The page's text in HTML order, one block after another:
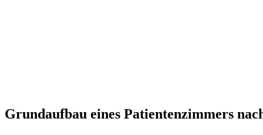
Grundaufbau eines Patientenzimmers